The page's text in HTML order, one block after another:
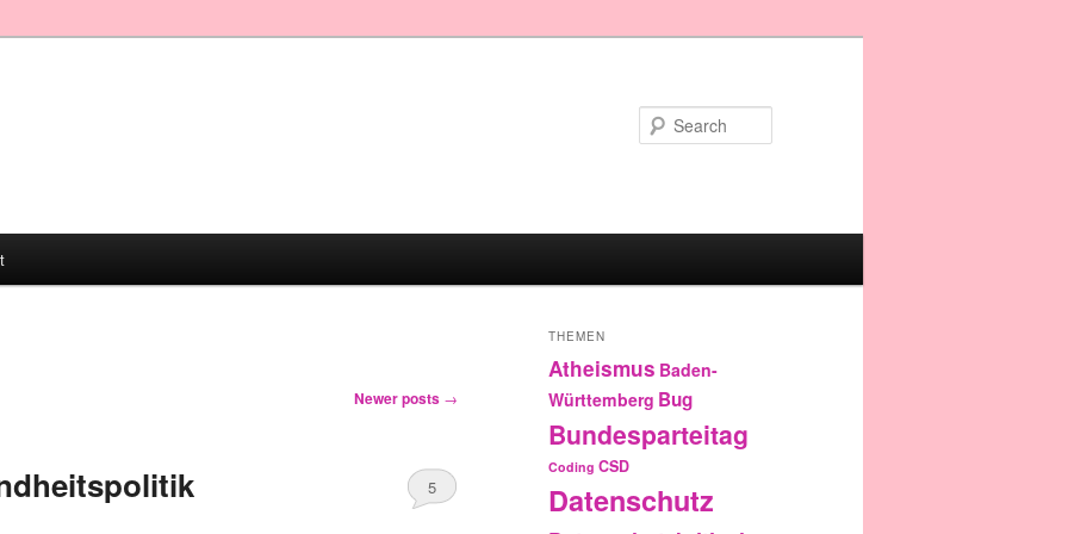
Newer posts →
5
THEMEN
Atheismus Baden-
Württemberg Bug
Bundesparteitag
Coding CSD
Datenschutz